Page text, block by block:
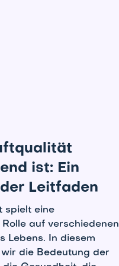
ist: Ein
Leitfaden
spielt eine
auf verschiedenen
Lebens. In diesem
die Bedeutung der